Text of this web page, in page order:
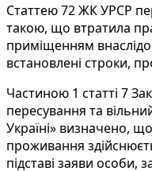
Статтею 72 ЖК УРСР
такою, що втратила
приміщенням
встановлені строки,
Частиною 1 статті 7
пересування та
Україні» визначено,
проживання
підставі заяви особи,